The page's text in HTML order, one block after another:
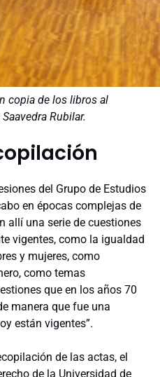
copia de los libros al
Rubilar.
del Grupo de Estudios
en épocas complejas de
allí una serie de cuestiones
vigentes, como la igualdad
y mujeres, como
como temas
que en los años 70
manera que fue una
están vigentes”.
de las actas, el
de la Universidad de